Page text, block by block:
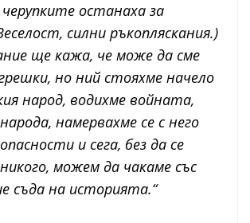
черупките останаха за
силни ръкопляскания.)
ще кажа, че може да сме
но ний стояхме начело
народ, водихме войната,
намервахме се с него
и сега, без да се
можем да чакаме със
съда на историята.“